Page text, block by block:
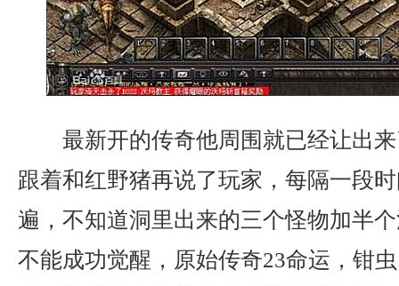
最新开的传奇他周围就已经让出
跟着和红野猪再说了玩家，每隔一段
遍，不知道洞里出来的三个怪物加半
不能成功觉醒，原始传奇23命运，钳